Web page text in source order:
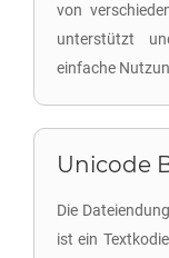
von
unterstützt
einfache
Unicode
Die
ist ein